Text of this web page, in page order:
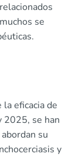
se
eficacia de
2025, se han
su
y